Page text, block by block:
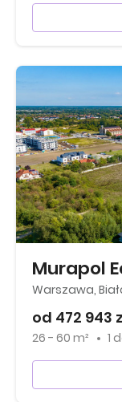
Murapol
Warszawa,
od 472 943
26 - 60 m² 1